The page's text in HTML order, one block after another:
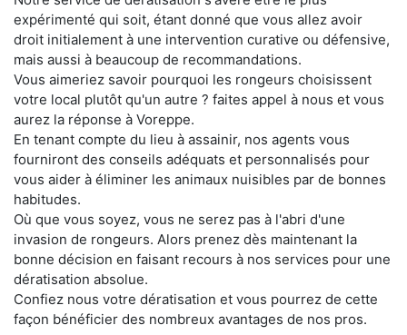
expérimenté qui soit, étant donné que vous allez avoir
droit initialement à une intervention curative ou défensive,
mais aussi à beaucoup de recommandations.
Vous aimeriez savoir pourquoi les rongeurs choisissent
votre local plutôt qu'un autre ? faites appel à nous et vous
aurez la réponse à Voreppe.
En tenant compte du lieu à assainir, nos agents vous
fourniront des conseils adéquats et personnalisés pour
vous aider à éliminer les animaux nuisibles par de bonnes
habitudes.
Où que vous soyez, vous ne serez pas à l'abri d'une
invasion de rongeurs. Alors prenez dès maintenant la
bonne décision en faisant recours à nos services pour une
dératisation absolue.
Confiez nous votre dératisation et vous pourrez de cette
façon bénéficier des nombreux avantages de nos pros.